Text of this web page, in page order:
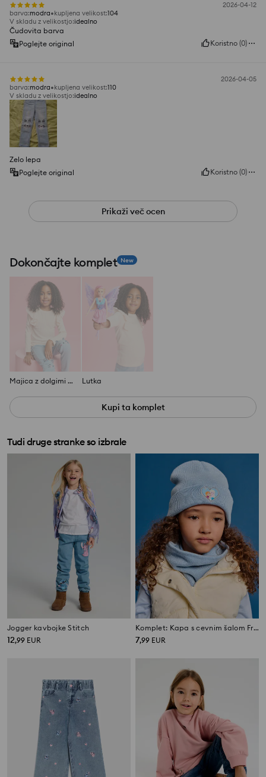
2026-04-12
barva:modra kupljena velikost:104
V skladu z velikostjo:idealno
Čudovita barva
Poglejte original
Koristno (0)
2026-04-05
barva:modra kupljena velikost:110
V skladu z velikostjo:idealno
Zelo lepa
Poglejte original
Koristno (0)
Prikaži več ocen
Dokončajte komplet New
Majica z dolgimi rokavi Lutka
Kupi ta komplet
Tudi druge stranke so izbrale
Jogger kavbojke Stitch
12,99 EUR
Komplet: Kapa s cevnim šalom Frozen
7,99 EUR